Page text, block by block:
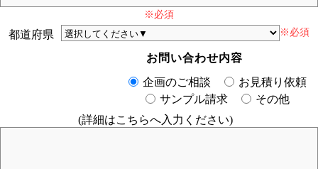
※必須
都道府県 ※必須
お問い合わせ内容
企画のご相談
お見積り依頼
サンプル請求
その他
(詳細はこちらへ入力ください)